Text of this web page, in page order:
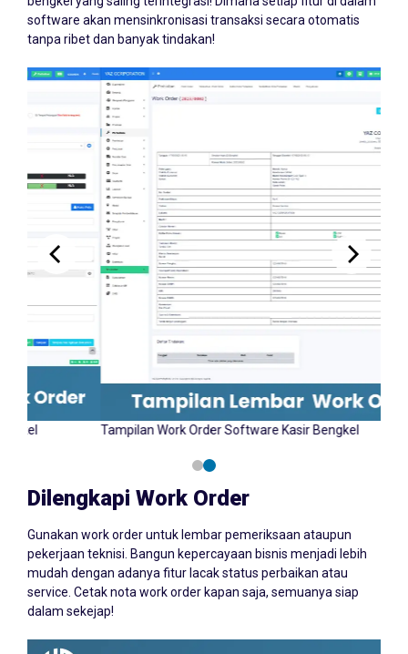
software akan mensinkronisasi transaksi secara otomatis
tanpa ribet dan banyak tindakan!
Tampilan Input Work Order Software Kasir Bengkel
Dilengkapi Work Order
Gunakan work order untuk lembar pemeriksaan ataupun
pekerjaan teknisi. Bangun kepercayaan bisnis menjadi lebih
mudah dengan adanya fitur lacak status perbaikan atau
service. Cetak nota work order kapan saja, semuanya siap